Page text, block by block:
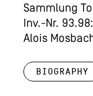
Sammlung
Inv.-Nr.
Alois
Biography